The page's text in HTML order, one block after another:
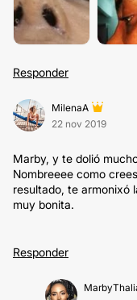
Responder
MilenaA
22 nov 2019
Marby, y te dolió
Nombreeee como
resultado, te armonixó
muy bonita.
Responder